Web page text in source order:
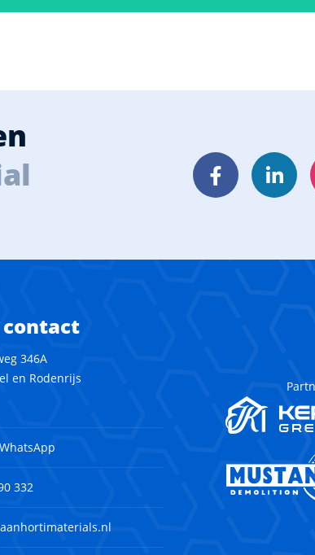
Facebook
contact
346A
en Rodenrijs
332